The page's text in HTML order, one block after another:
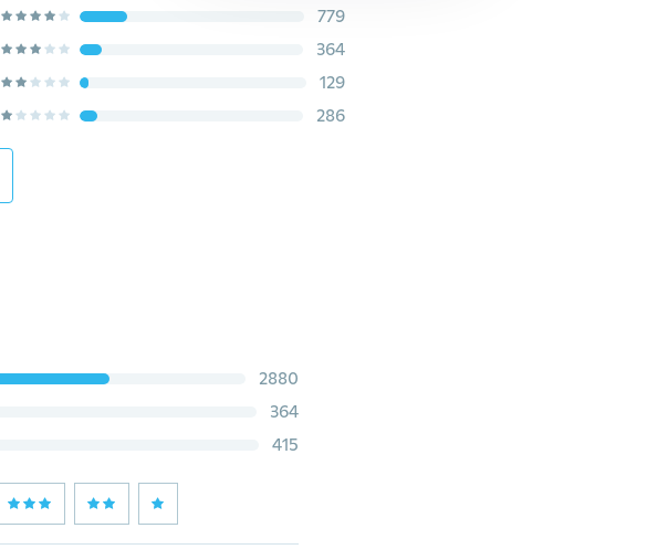
779
364
129
286
2880
364
415